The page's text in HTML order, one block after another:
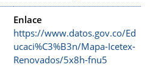
Enlace
https://www.datos.gov.co/Ed
ucaci%C3%B3n/Mapa-Icetex-
Renovados/5x8h-fnu5